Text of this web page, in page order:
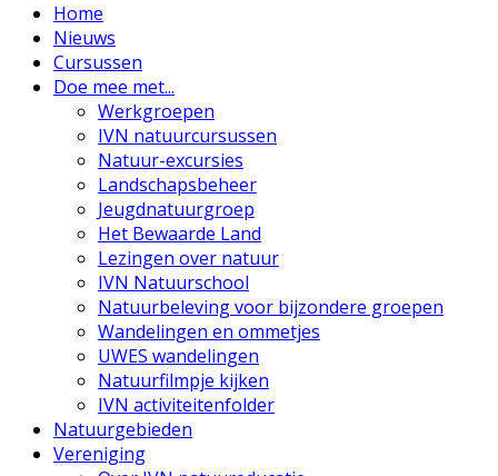
Home
Nieuws
Cursussen
Doe mee met...
Werkgroepen
IVN natuurcursussen
Natuur-excursies
Landschapsbeheer
Jeugdnatuurgroep
Het Bewaarde Land
Lezingen over natuur
IVN Natuurschool
Natuurbeleving voor bijzondere groepen
Wandelingen en ommetjes
UWES wandelingen
Natuurfilmpje kijken
IVN activiteitenfolder
Natuurgebieden
Vereniging